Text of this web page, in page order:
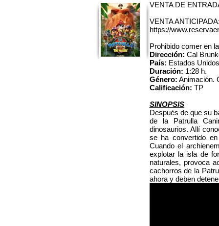
VENTA DE
VENTA
https://
Prohibido comer en
Dirección: Cal
País: Estados Unidos
Duración: 1:28 h.
Género: Animación.
Calificación: TP
SINOPSIS
Después de que su
de la Patrulla
dinosaurios. Allí
se ha convertido
Cuando el
explotar la isla de
naturales, provoca
cachorros de la
ahora y deben